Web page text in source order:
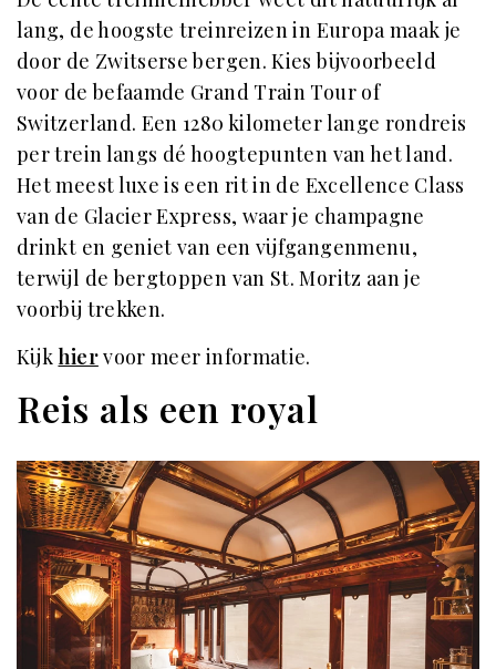
lang, de hoogste treinreizen in Europa maak je
door de Zwitserse bergen. Kies bijvoorbeeld
voor de befaamde Grand Train Tour of
Switzerland. Een 1280 kilometer lange rondreis
per trein langs dé hoogtepunten van het land.
Het meest luxe is een rit in de Excellence Class
van de Glacier Express, waar je champagne
drinkt en geniet van een vijfgangenmenu,
terwijl de bergtoppen van St. Moritz aan je
voorbij trekken.
Kijk hiervoor meer informatie.
Reis als een royal